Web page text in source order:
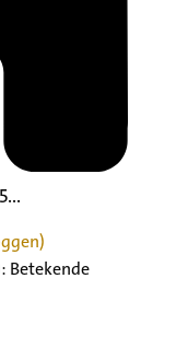
Betekende